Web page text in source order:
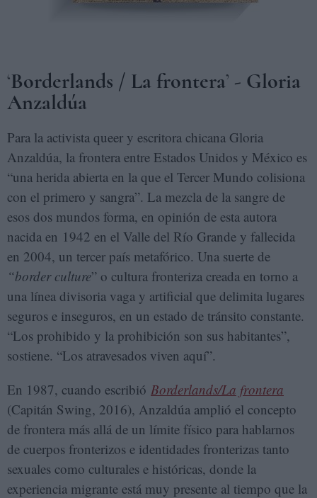
‘Borderlands / La frontera’ - Gloria
Anzaldúa
Para la activista queer y escritora chicana Gloria
Anzaldúa, la frontera entre Estados Unidos y México es
“una herida abierta en la que el Tercer Mundo colisiona
con el primero y sangra”. La mezcla de la sangre de
esos dos mundos forma, en opinión de esta autora
nacida en 1942 en el Valle del Río Grande y fallecida
en 2004, un tercer país metafórico. Una suerte de
“border culture” o cultura fronteriza creada en torno a
una línea divisoria vaga y artificial que delimita lugares
seguros e inseguros, en un estado de tránsito constante.
“Los prohibido y la prohibición son sus habitantes”,
sostiene. “Los atravesados viven aquí”.
En 1987, cuando escribió Borderlands/La frontera
(Capitán Swing, 2016), Anzaldúa amplió el concepto
de frontera más allá de un límite físico para hablarnos
de cuerpos fronterizos e identidades fronterizas tanto
sexuales como culturales e históricas, donde la
experiencia migrante está muy presente al tiempo que la